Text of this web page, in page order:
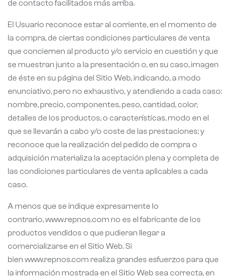
de contacto facilitados más arriba.
El Usuario reconoce estar al corriente, en el momento de
la compra, de ciertas condiciones particulares de venta
que conciernen al producto y/o servicio en cuestión y que
se muestran junto a la presentación o, en su caso, imagen
de éste en su página del Sitio Web, indicando, a modo
enunciativo, pero no exhaustivo, y atendiendo a cada caso:
nombre, precio, componentes, peso, cantidad, color,
detalles de los productos, o características, modo en el
que se llevarán a cabo y/o coste de las prestaciones; y
reconoce que la realización del pedido de compra o
adquisición materializa la aceptación plena y completa de
las condiciones particulares de venta aplicables a cada
caso.
A menos que se indique expresamente lo
contrario, www.repnos.com no es el fabricante de los
productos vendidos o que pudieran llegar a
comercializarse en el Sitio Web. Si
bien www.repnos.com realiza grandes esfuerzos para que
la información mostrada en el Sitio Web sea correcta, en